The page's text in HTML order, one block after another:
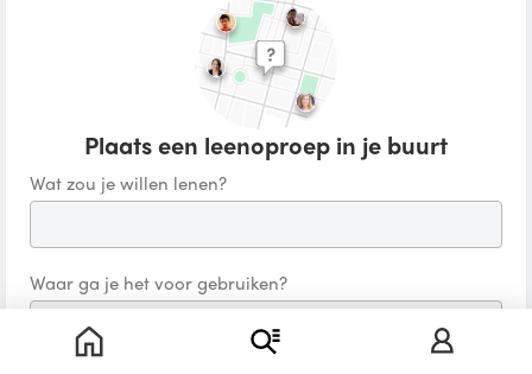
Plaats een leenoproep in je buurt
Wat zou je willen lenen?
Waar ga je het voor gebruiken?